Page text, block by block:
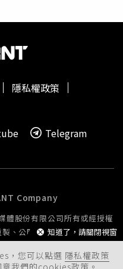
烘焙出的糕點一樣可口誘
大耳狗聯名系
花園限量護唇膏和薰衣
點綴精緻的金屬釦更賦予
感，為整體造型添加叛逆
在短褲及短裙穿搭，製造
的鞋帶巧妙修飾了腳背及
出神祕應景氛圍。
萬聖節的魔幻氣氛（圖／
圓形皮革單肩包的全新
，替萬聖節的暗黑氛圍增
提供）鞋款的部分，本季
帶有不規則的黑白相間線
裝的首選；黑色 Mara 高
飾；適合各種奇幻魅惑的
，您可以點選 隱私權政策
我們的cookies政策。
知道了，請關閉視窗
隱私權政策
Telegram
Company
體股份有限公司所有或經授權
、公開播送或公開傳輸。